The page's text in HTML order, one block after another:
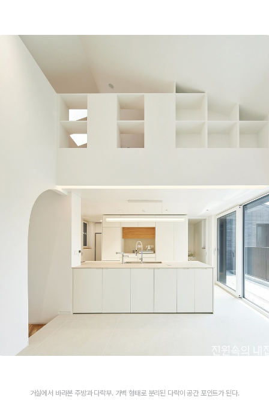
거실에서 바라본 주방과 다락부. 가벽 형태로 분리된 다락이 공간 포인트가 된다.